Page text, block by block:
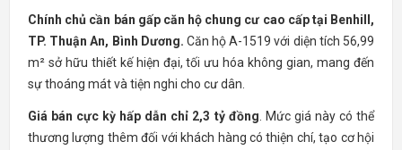
Chính chủ cần bán gấp căn hộ chung cư cao cấp tại Benhill,
TP. Thuận An, Bình Dương. Căn hộ A-1519 với diện tích 56,99
m² sở hữu thiết kế hiện đại, tối ưu hóa không gian, mang đến
sự thoáng mát và tiện nghi cho cư dân.
Giá bán cực kỳ hấp dẫn chỉ 2,3 tỷ đồng . Mức giá này có thể
thương lượng thêm đối với khách hàng có thiện chí, tạo cơ hội